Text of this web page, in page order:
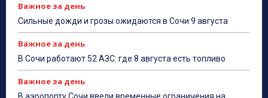
Важное за день
Сильные дожди и грозы ожидаются в Сочи 9 августа
Важное за день
В Сочи работают 52 АЗС: где 8 августа есть топливо
Важное за день